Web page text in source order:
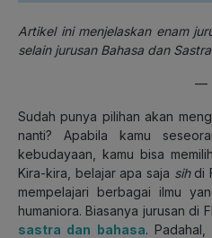
Artikel ini menjelaskan enam
selain jurusan Bahasa dan Sastra
—
Sudah punya pilihan akan
nanti? Apabila kamu
kebudayaan, kamu bisa
Kira-kira, belajar apa saja sihdi
mempelajari berbagai ilmu
humaniora. Biasanya jurusan di
sastra dan bahasa.